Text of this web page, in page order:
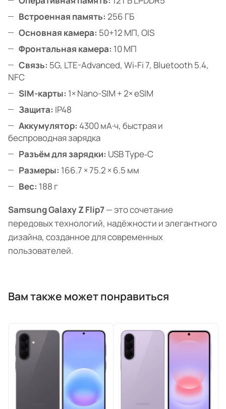
Встроенная память: 256 ГБ
Основная камера: 50+12 МП, OIS
Фронтальная камера: 10 МП
Связь: 5G, LTE-Advanced, Wi‑Fi 7, Bluetooth 5.4,
NFC
SIM-карты: 1× Nano-SIM + 2× eSIM
Защита: IP48
Аккумулятор: 4300 мА·ч, быстрая и
беспроводная зарядка
Разъём для зарядки: USB Type‑C
Размеры: 166.7 × 75.2 × 6.5 мм
Вес: 188 г
Samsung Galaxy Z Flip7— это сочетание
передовых технологий, надёжности и элегантного
дизайна, созданное для современных
пользователей.
Вам также может понравиться